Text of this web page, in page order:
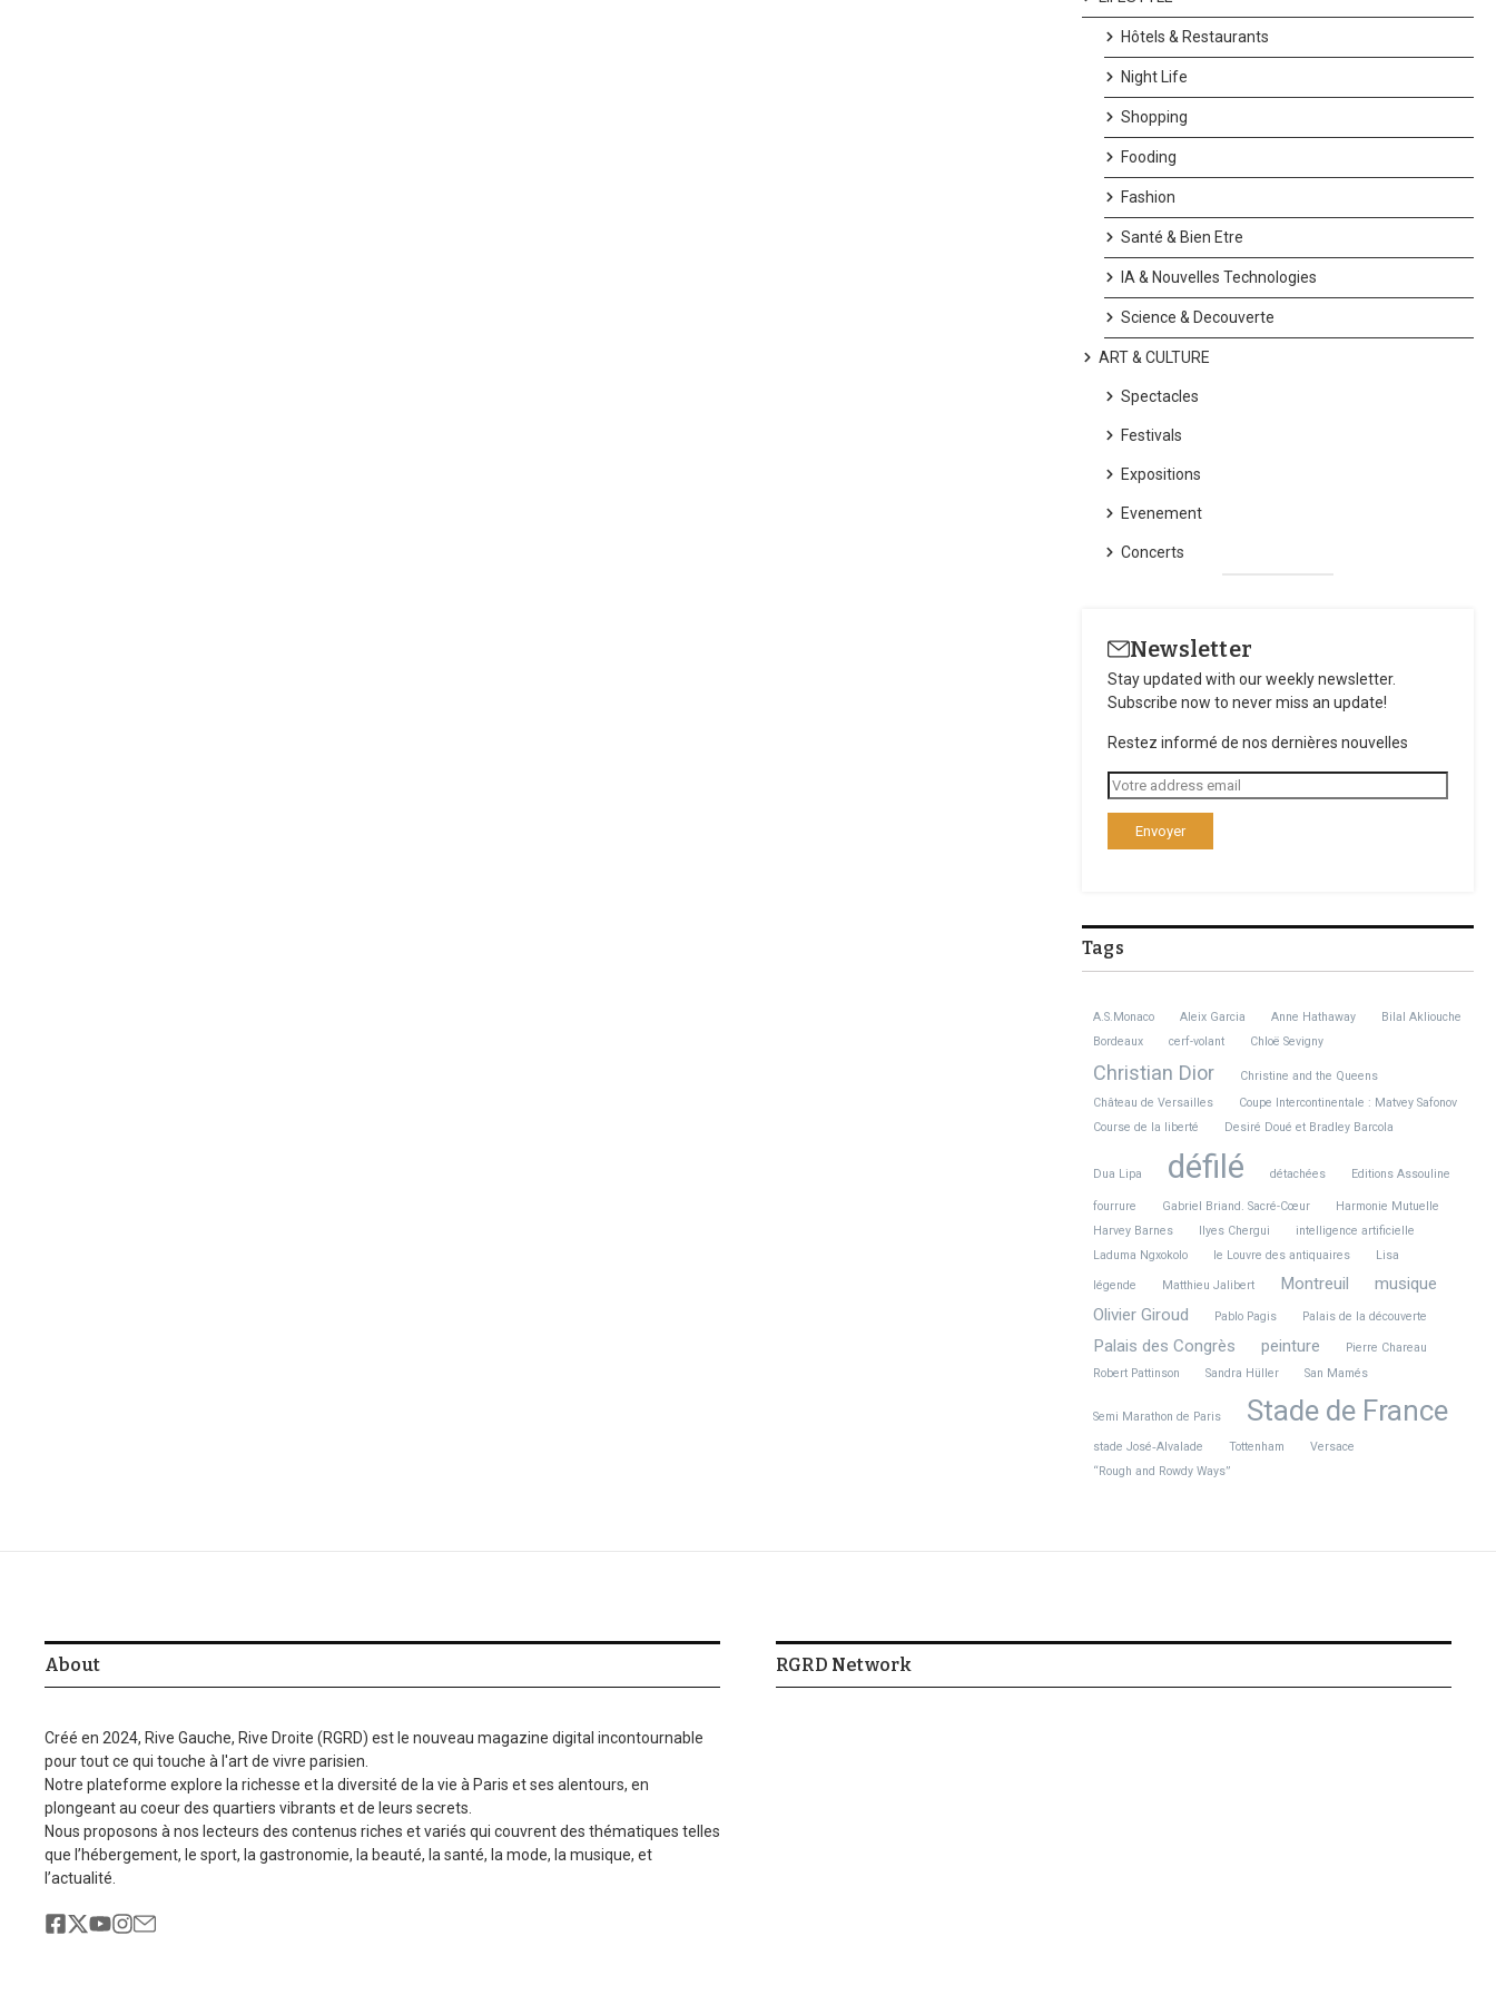
Hôtels & Restaurants
Night Life
Shopping
Fooding
Fashion
Santé & Bien Etre
IA & Nouvelles Technologies
Science & Decouverte
ART & CULTURE
Spectacles
Festivals
Expositions
Evenement
Concerts
Newsletter
Stay updated with our weekly newsletter.
Subscribe now to never miss an update!
Restez informé de nos dernières nouvelles
Tags
A.S.Monaco Aleix Garcia Anne Hathaway
Bilal Akliouche
Bordeaux
cerf-volant Chloë Sevigny
Christian Dior
Christine and the Queens
Château de Versailles
Coupe Intercontinentale : Matvey Safonov
Course de la liberté
Desiré Doué et Bradley Barcola
Dua Lipa défilé détachées Editions Assouline
fourrure Gabriel Briand. Sacré-Cœur
Harmonie Mutuelle
Harvey Barnes
Ilyes Chergui
intelligence artificielle
Laduma Ngxokolo
le Louvre des antiquaires Lisa
légende Matthieu Jalibert Montreuil
musique
Olivier Giroud
Pablo Pagis Palais de la découverte
Palais des Congrès peinture
Pierre Chareau
Robert Pattinson
Sandra Hüller San Mamés
Semi Marathon de Paris Stade de France
stade José‑Alvalade Tottenham
Versace
“Rough and Rowdy Ways”
About
Créé en 2024, Rive Gauche, Rive Droite (RGRD) est le nouveau magazine digital incontournable
pour tout ce qui touche à l'art de vivre parisien.
Notre plateforme explore la richesse et la diversité de la vie à Paris et ses alentours, en
plongeant au coeur des quartiers vibrants et de leurs secrets.
Nous proposons à nos lecteurs des contenus riches et variés qui couvrent des thématiques telles
que l’hébergement, le sport, la gastronomie, la beauté, la santé, la mode, la musique, et
l’actualité.
RGRD Network